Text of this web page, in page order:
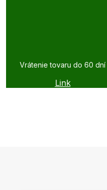
Vrátenie tovaru do 60 dní
Link